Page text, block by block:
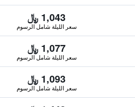
1,043 ﷼
سعر الليلة شامل الرسوم
1,077 ﷼
سعر الليلة شامل الرسوم
1,093 ﷼
سعر الليلة شامل الرسوم